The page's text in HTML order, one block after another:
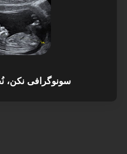
سونوگرافی نکن،